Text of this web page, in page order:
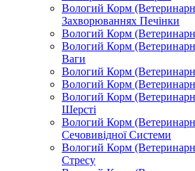
Вологий Корм
Захворюваннях Печінки
Вологий Корм
Вологий Корм
Ваги
Вологий Корм
Вологий Корм
Вологий Корм
Шерсті
Вологий Корм
Сечовивідної Системи
Вологий Корм
Стресу